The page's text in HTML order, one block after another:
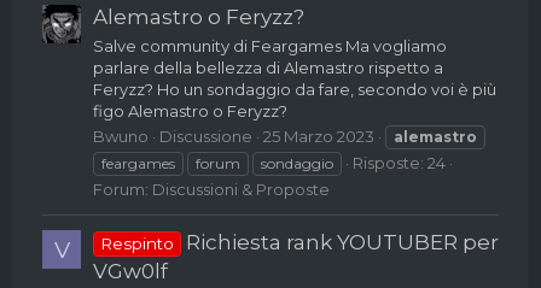
Alemastro o Feryzz?
Salve community di Feargames Ma vogliamo
parlare della bellezza di Alemastro rispetto a
Feryzz? Ho un sondaggio da fare, secondo voi è più
figo Alemastro o Feryzz?
Bwuno
Discussione 25 Marzo 2023
alemastro
feargames
forum sondaggio
Risposte: 24
Forum: Discussioni & Proposte
V Respinto
Richiesta rank YOUTUBER per
VGw0lf